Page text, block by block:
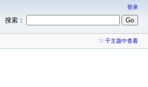
登录
搜索：
于主题中查看